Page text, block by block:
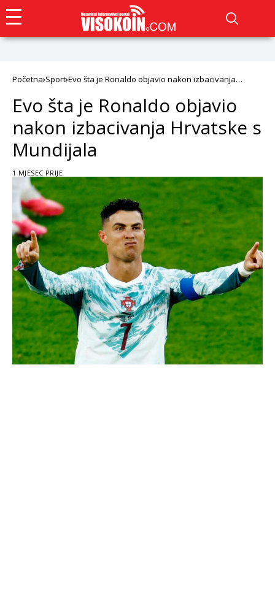
Početna Sport Evo šta je Ronaldo objavio nakon izbacivanja
Evo šta je Ronaldo objavio
nakon izbacivanja Hrvatske s
Mundijala
1 MJESEC PRIJE